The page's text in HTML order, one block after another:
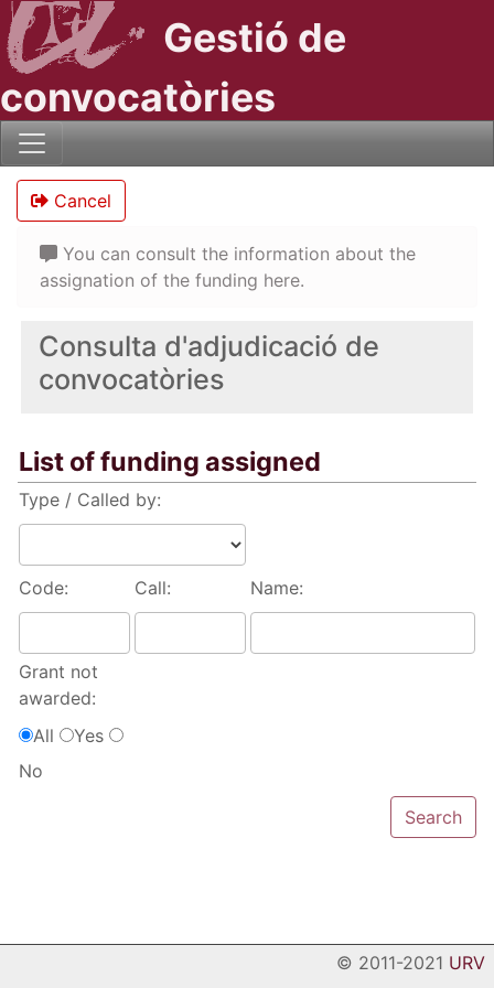
Gestió de
convocatòries
Consulta d'adjudicació de
convocatòries
List of funding assigned
Type / Called by:
Code: Call: Name:
Grant not
awarded:
All
Yes
No
Cancel
You can consult the information about the
assignation of the funding here.
© 2011-2021 URV